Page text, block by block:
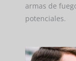
armas de
potenciales.